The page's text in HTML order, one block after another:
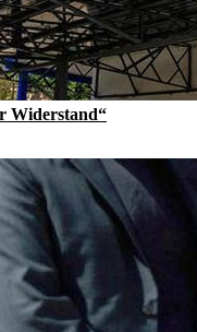
Widerstand“